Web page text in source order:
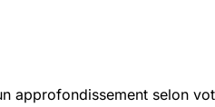
approfondissement selon